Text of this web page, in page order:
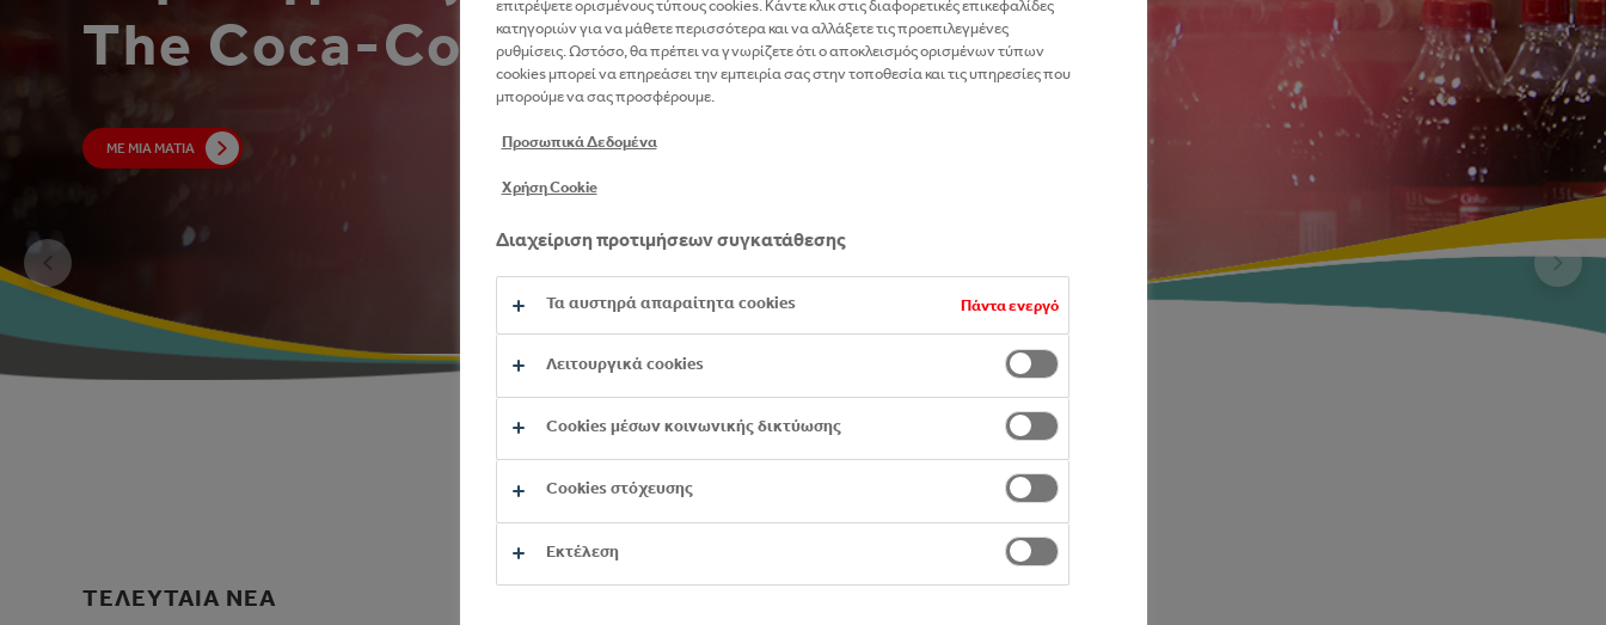
The Coca-Cola Company
ΜΕ ΜΙΑ ΜΑΤΙΆ
ΜΑΘΕΤΕ ΠΕΡΙΣΣΟΤΕΡΑ
ΤΕΛΕΥΤΑΙΑ ΝΕΑ
επιτρέψετε ορισμένους τύπους cookies. Κάντε κλικ στις διαφορετικές επικεφαλίδες
κατηγοριών για να μάθετε περισσότερα και να αλλάξετε τις προεπιλεγμένες
ρυθμίσεις. Ωστόσο, θα πρέπει να γνωρίζετε ότι ο αποκλεισμός ορισμένων τύπων
cookies μπορεί να επηρεάσει την εμπειρία σας στην τοποθεσία και τις υπηρεσίες που
μπορούμε να σας προσφέρουμε.
Προσωπικά Δεδομένα
Χρήση Cookie
Διαχείριση προτιμήσεων συγκατάθεσης
Τα αυστηρά απαραίτητα cookies Πάντα ενεργό
Λειτουργικά cookies
Cookies μέσων κοινωνικής δικτύωσης
Cookies στόχευσης
Εκτέλεση